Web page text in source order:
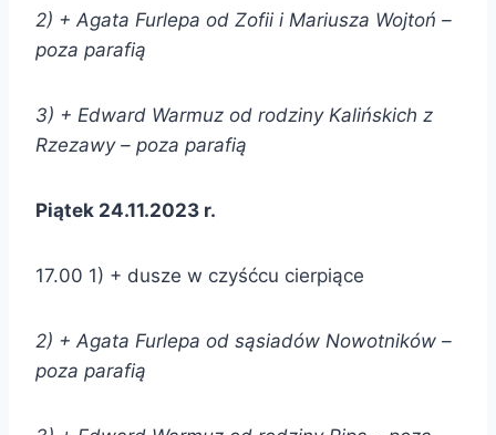
2) + Agata Furlepa od Zofii i Mariusza Wojtoń –
poza parafią
3) + Edward Warmuz od rodziny Kalińskich z
Rzezawy – poza parafią
Piątek 24.11.2023 r.
17.00 1) + dusze w czyśćcu cierpiące
2) + Agata Furlepa od sąsiadów Nowotników –
poza parafią